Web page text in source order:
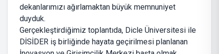
dekanlarımızı ağırlamaktan büyük memnuniyet
duyduk.
Gerçekleştirdiğimiz toplantıda, Dicle Üniversitesi ile
DİSİDER iş birliğinde hayata geçirilmesi planlanan